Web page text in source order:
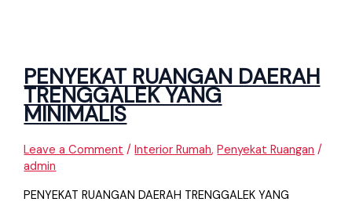
PENYEKAT RUANGAN DAERAH
TRENGGALEK YANG
MINIMALIS
Leave a Comment /Interior Rumah,Penyekat Ruangan /
admin
PENYEKAT RUANGAN DAERAH TRENGGALEK YANG